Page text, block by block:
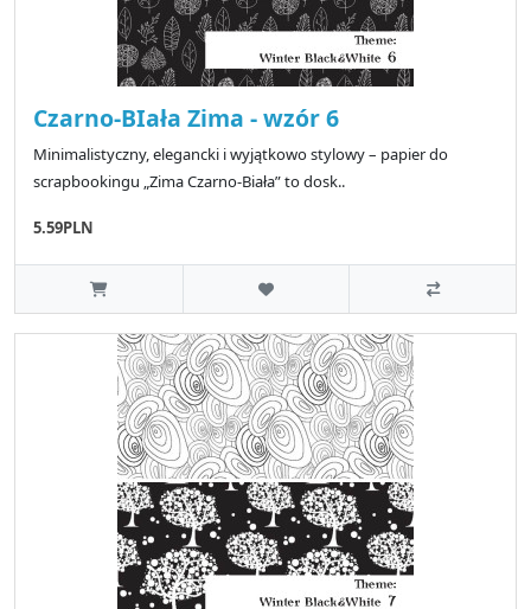
Czarno-BIała Zima - wzór 6
Minimalistyczny, elegancki i wyjątkowo stylowy – papier do
scrapbookingu „Zima Czarno-Biała” to dosk..
5.59PLN